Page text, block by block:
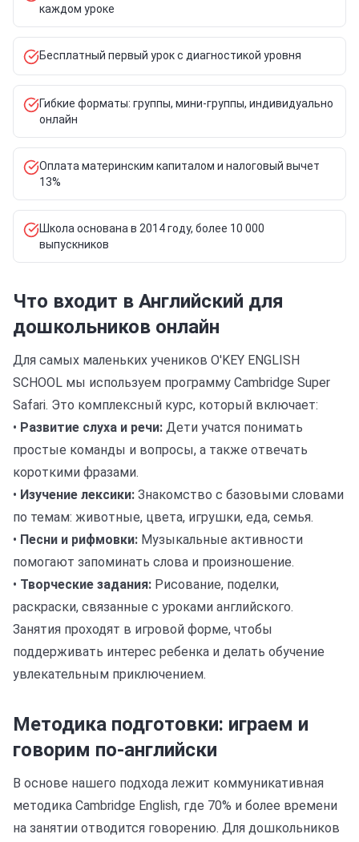
каждом уроке
Бесплатный первый урок с диагностикой уровня
Гибкие форматы: группы, мини-группы, индивидуально
онлайн
Оплата материнским капиталом и налоговый вычет
13%
Школа основана в 2014 году, более 10 000
выпускников
Что входит в Английский для
дошкольников онлайн
Для самых маленьких учеников O'KEY ENGLISH
SCHOOL мы используем программу Cambridge Super
Safari. Это комплексный курс, который включает:
• Развитие слуха и речи: Дети учатся понимать
простые команды и вопросы, а также отвечать
короткими фразами.
• Изучение лексики: Знакомство с базовыми словами
по темам: животные, цвета, игрушки, еда, семья.
• Песни и рифмовки: Музыкальные активности
помогают запоминать слова и произношение.
• Творческие задания: Рисование, поделки,
раскраски, связанные с уроками английского.
Занятия проходят в игровой форме, чтобы
поддерживать интерес ребенка и делать обучение
увлекательным приключением.
Методика подготовки: играем и
говорим по-английски
В основе нашего подхода лежит коммуникативная
методика Cambridge English, где 70% и более времени
на занятии отводится говорению. Для дошкольников